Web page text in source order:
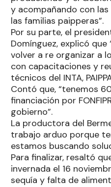
y acompañando con
las familias paipperas”.
Por su parte, el
Domínguez, explicó
volver a re organizar a
con capacitaciones y
técnicos del INTA,
Contó que, “tenemos
financiación por
gobierno”.
La productora del
trabajo arduo porque
estamos buscando
Para finalizar, resaltó
invernada el 16
sequía y falta de